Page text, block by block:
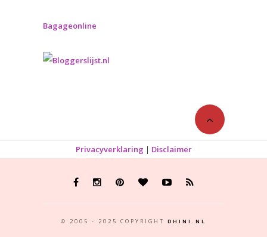
Bagageonline
Privacyverklaring | Disclaimer
© 2005 - 2025 COPYRIGHT DHINI.NL